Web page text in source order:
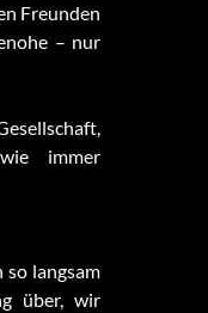
Freunden
– nur
immer
so langsam
über, wir